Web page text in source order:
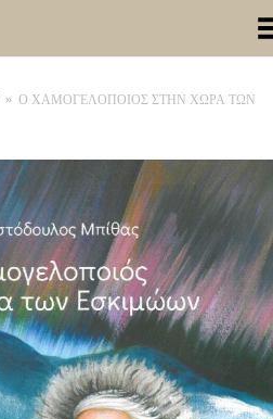
Toggle
» Ο ΧΑΜΟΓΕΛΟΠΟΙΟΣ ΣΤΗΝ ΧΩΡΑ ΤΩΝ